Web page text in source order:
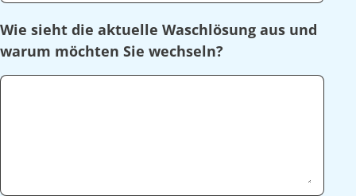
Wie sieht die aktuelle Waschlösung aus und
warum möchten Sie wechseln?